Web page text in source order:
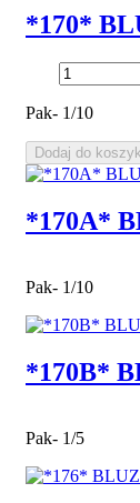
*170*
Pak- 1/10
Dodaj do
*170A*
Pak- 1/10
*170B*
Pak- 1/5